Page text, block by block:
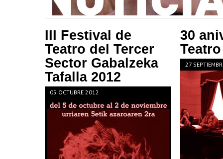
III Festival de
Teatro del Tercer
Sector Gabalzeka
Tafalla 2012
05 OCTUBRE 2012
30
27